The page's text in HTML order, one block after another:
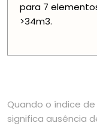
para 7
>34m3.
Quando o índice
significa ausência